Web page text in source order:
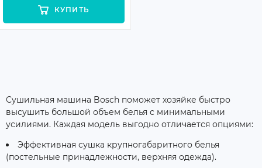
КУПИТЬ
Сушильная машина Bosch поможет хозяйке быстро
высушить большой объем белья с минимальными
усилиями. Каждая модель выгодно отличается опциями:
Эффективная сушка крупногабаритного белья
(постельные принадлежности, верхняя одежда).